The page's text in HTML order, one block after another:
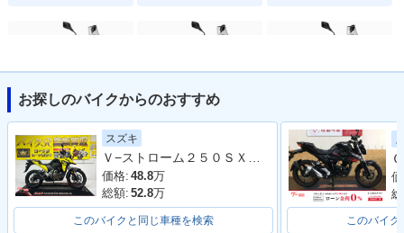
2020年 V-Strom 25
0 ABS・カラーチェ
ンジ
2019年 V-Strom 25
0 ABS・追加
お探しのバイクからのおすすめ
スズキ
価格: 48.8万
総額: 52.8万
このバイクと同じ車種を検索 このバイク